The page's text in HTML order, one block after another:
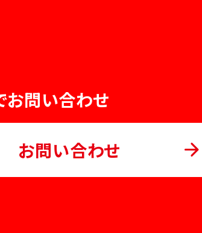
お問い合わせ
お問い合わせ